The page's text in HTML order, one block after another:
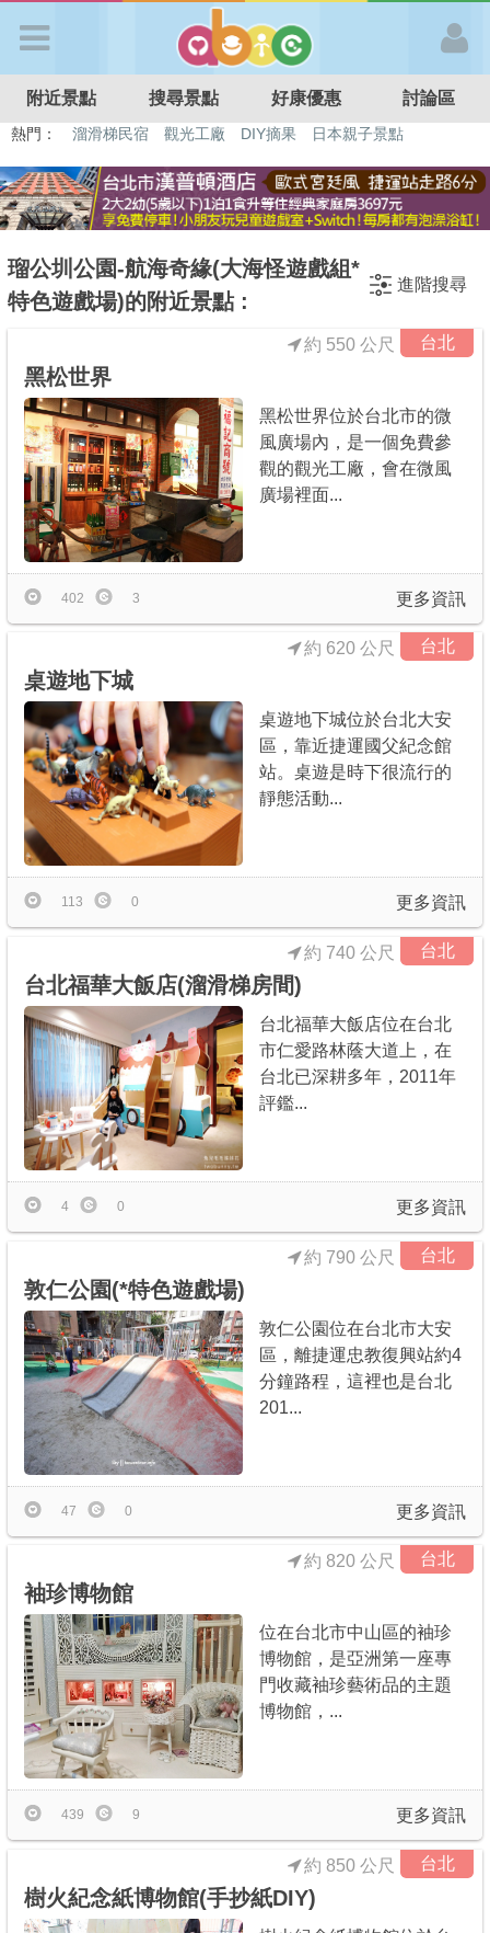
APP登入
首 頁
好康優惠
最新消息
最新留言
商家合作
推薦景點
討論區
聯絡我們
APP下載
附近景點 搜尋景點 好康優惠 討論區
熱門： 溜滑梯民宿 觀光工廠 DIY摘果
日本親子景點
瑠公圳公園-航海奇緣(大海怪遊戲組*
特色遊戲場)的附近景點 :
進階搜尋
台北
約 550 公尺
黑松世界
黑松世界位於台北市的微
風廣場內，是一個免費參
觀的觀光工廠，會在微風
廣場裡面...
更多資訊
402 3
台北
約 620 公尺
桌遊地下城
桌遊地下城位於台北大安
區，靠近捷運國父紀念館
站。桌遊是時下很流行的
靜態活動...
更多資訊
113 0
台北
約 740 公尺
台北福華大飯店(溜滑梯房間)
台北福華大飯店位在台北
市仁愛路林蔭大道上，在
台北已深耕多年，2011年
評鑑...
更多資訊
4 0
台北
約 790 公尺
敦仁公園(*特色遊戲場)
敦仁公園位在台北市大安
區，離捷運忠教復興站約4
分鐘路程，這裡也是台北
201...
更多資訊
47 0
台北
約 820 公尺
袖珍博物館
位在台北市中山區的袖珍
博物館，是亞洲第一座專
門收藏袖珍藝術品的主題
博物館，...
更多資訊
439 9
台北
約 850 公尺
樹火紀念紙博物館(手抄紙DIY)